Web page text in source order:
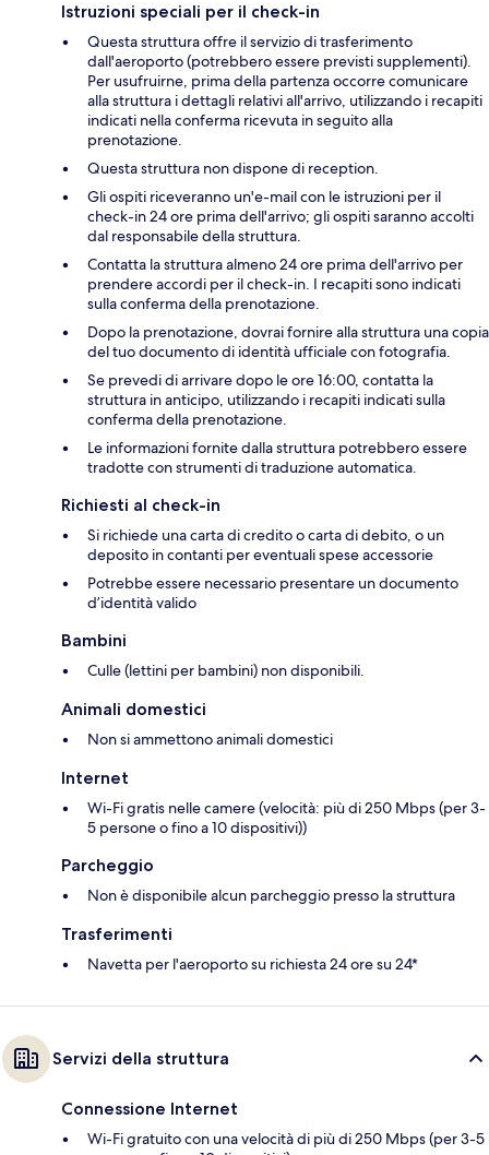
Istruzioni speciali per il check-in
Questa struttura offre il servizio di trasferimento
dall'aeroporto (potrebbero essere previsti supplementi).
Per usufruirne, prima della partenza occorre comunicare
alla struttura i dettagli relativi all'arrivo, utilizzando i recapiti
indicati nella conferma ricevuta in seguito alla
prenotazione.
Questa struttura non dispone di reception.
Gli ospiti riceveranno un'e-mail con le istruzioni per il
check-in 24 ore prima dell'arrivo; gli ospiti saranno accolti
dal responsabile della struttura.
Contatta la struttura almeno 24 ore prima dell'arrivo per
prendere accordi per il check-in. I recapiti sono indicati
sulla conferma della prenotazione.
Dopo la prenotazione, dovrai fornire alla struttura una copia
del tuo documento di identità ufficiale con fotografia.
Se prevedi di arrivare dopo le ore 16:00, contatta la
struttura in anticipo, utilizzando i recapiti indicati sulla
conferma della prenotazione.
Le informazioni fornite dalla struttura potrebbero essere
tradotte con strumenti di traduzione automatica.
Richiesti al check-in
Si richiede una carta di credito o carta di debito, o un
deposito in contanti per eventuali spese accessorie
Potrebbe essere necessario presentare un documento
d’identità valido
Bambini
Culle (lettini per bambini) non disponibili.
Animali domestici
Non si ammettono animali domestici
Internet
Wi-Fi gratis nelle camere (velocità: più di 250 Mbps (per 3-
5 persone o fino a 10 dispositivi))
Parcheggio
Non è disponibile alcun parcheggio presso la struttura
Trasferimenti
Navetta per l'aeroporto su richiesta 24 ore su 24*
Servizi della struttura
Connessione Internet
Wi-Fi gratuito con una velocità di più di 250 Mbps (per 3-5